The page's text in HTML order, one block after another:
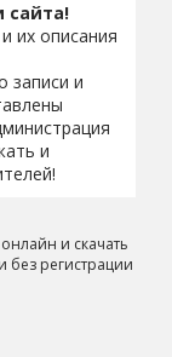
сайта!
их описания
записи и
и
и скачать
без регистрации